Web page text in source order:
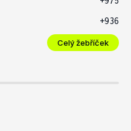
+936
Celý žebříček